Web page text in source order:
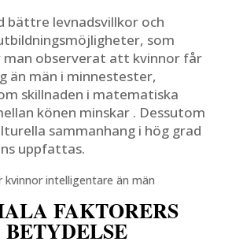
bättre levnadsvillkor och
som
man observerat att kvinnor får
än män i minnestester,
skillnaden i matematiska
könen minskar . Dessutom
sammanhang i hög grad
uppfattas.
FAKTORERS
BETYDELSE